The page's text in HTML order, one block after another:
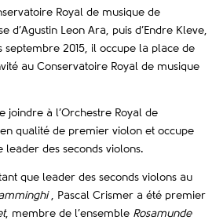
Royal de musique de
d’Agustin Leon Ara, puis d’Endre Kleve,
septembre 2015, il occupe la place de
au Conservatoire Royal de musique
joindre à l’Orchestre Royal de
qualité de premier violon et occupe
leader des seconds violons.
que leader des seconds violons au
, Pascal Crismer a été premier
, membre de l’ensemble Rosamunde